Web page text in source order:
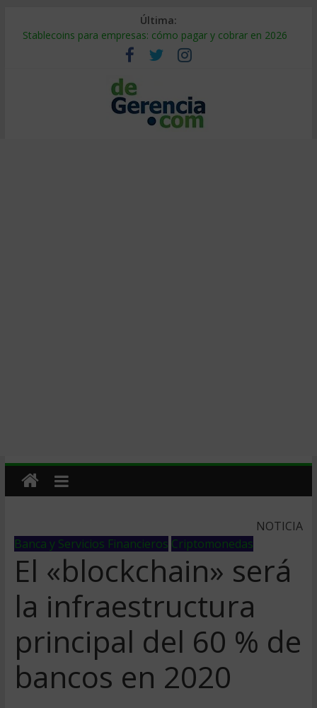
Última:
Stablecoins para empresas: cómo pagar y cobrar en 2026
Despido silencioso: qué es y por qué sale tan caro
IA en selección de personal: cómo auditarla a tiempo
Trabajo forzoso en la cadena de suministro: qué hacer
Mercado hispano de EE. UU.: cómo segmentarlo y venderle
NOTICIA
Banca y Servicios Financieros Criptomonedas
El «blockchain» será
la infraestructura
principal del 60 % de
bancos en 2020